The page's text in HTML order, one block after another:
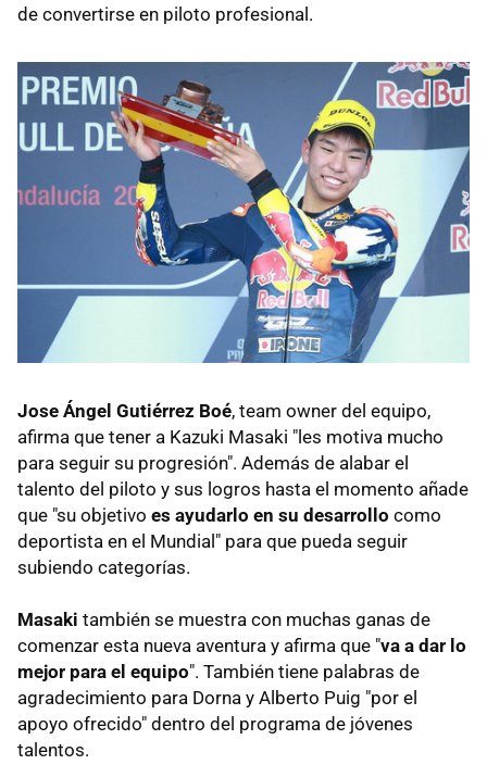
de convertirse en piloto profesional.
Jose Ángel Gutiérrez Boé, team owner del equipo,
afirma que tener a Kazuki Masaki "les motiva mucho
para seguir su progresión". Además de alabar el
talento del piloto y sus logros hasta el momento añade
que "su objetivo es ayudarlo en su desarrollo como
deportista en el Mundial" para que pueda seguir
subiendo categorías.
Masaki también se muestra con muchas ganas de
comenzar esta nueva aventura y afirma que "va a dar lo
mejor para el equipo". También tiene palabras de
agradecimiento para Dorna y Alberto Puig "por el
apoyo ofrecido" dentro del programa de jóvenes
talentos.